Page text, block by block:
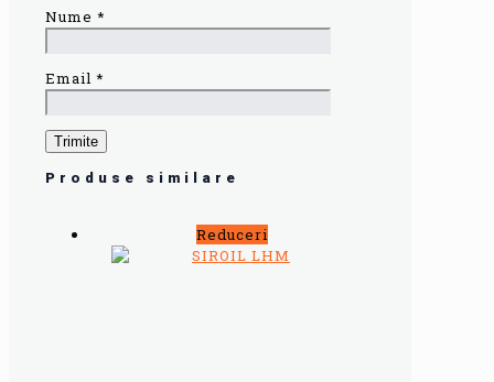
Nume *
Email *
Produse similare
Reduceri